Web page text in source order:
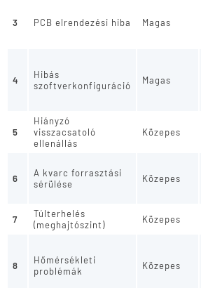
3 PCB elrendezési hiba Magas
4
Hibás
szoftverkonfiguráció
Magas
5
Hiányzó
visszacsatoló
ellenállás
Közepes
6
A kvarc forrasztási
sérülése
Közepes
7
Túlterhelés
(meghajtószint)
Közepes
8
Hőmérsékleti
problémák
Közepes